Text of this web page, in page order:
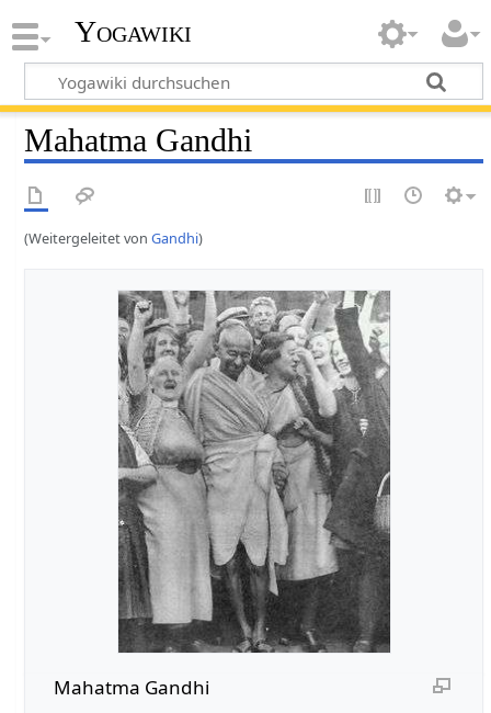
Yogawiki
Mahatma Gandhi
(Weitergeleitet vonGandhi)
Mahatma Gandhi